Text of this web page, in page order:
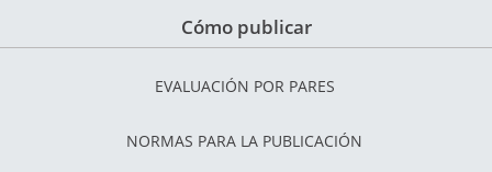
Cómo publicar
EVALUACIÓN POR PARES
NORMAS PARA LA PUBLICACIÓN